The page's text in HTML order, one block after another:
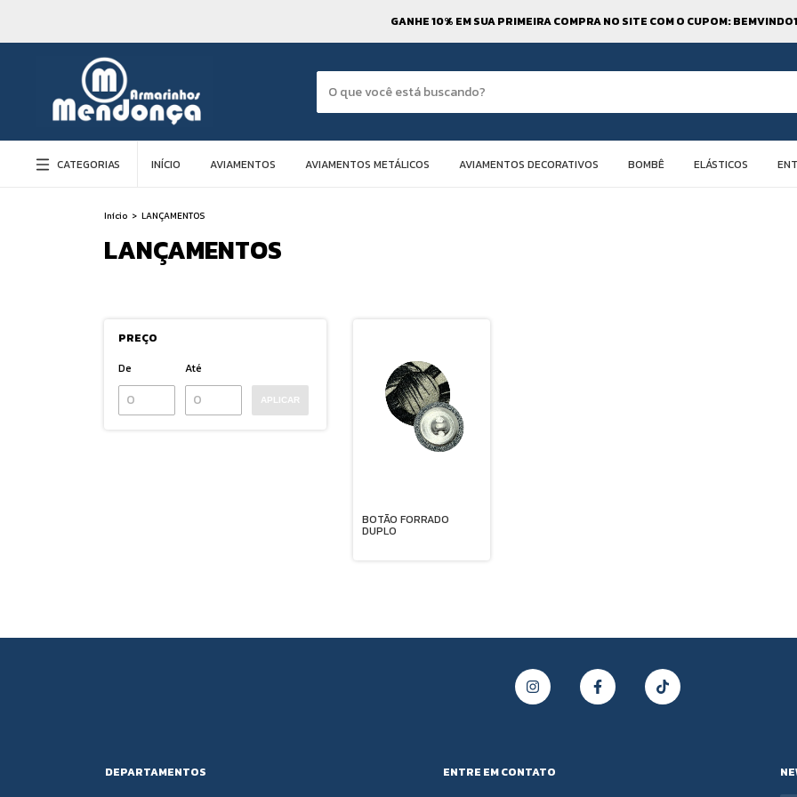
GANHE 10% EM SUA PRIMEIRA COMPRA NO SITE COM O CUPOM:
CATEGORIAS INÍCIO AVIAMENTOS AVIAMENTOS METÁLICOS AVIAMENTOS DECORATIVOS BOMBÊ ELÁSTICOS
Início > LANÇAMENTOS
LANÇAMENTOS
PREÇO
De
Até
APLICAR
BOTÃO FORRADO
DUPLO
DEPARTAMENTOS ENTRE EM CONTATO